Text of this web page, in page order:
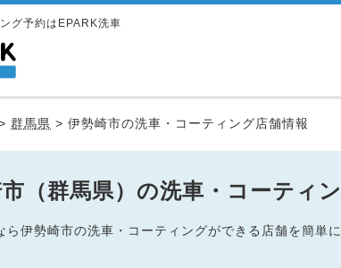
グ予約はEPARK洗車
群馬県 > 伊勢崎市の洗車・コーティング店舗情報
（群馬県）の洗車・コーティ
ら伊勢崎市の洗車・コーティングができる店舗を簡単